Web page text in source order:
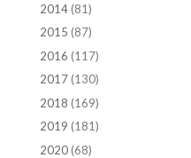
2014(81)
2015 (87)
2016 (117)
2017(130)
2018 (169)
2019 (181)
2020(68)